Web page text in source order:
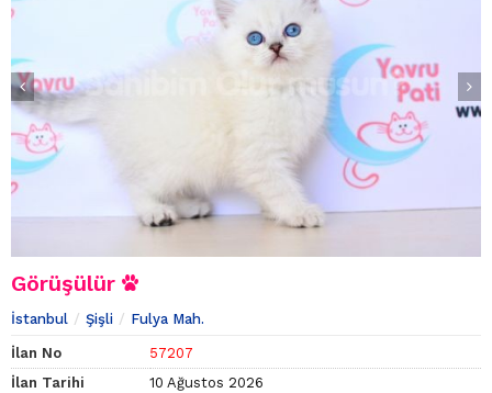
Görüşülür
İstanbul Şişli Fulya Mah.
İlan No
57207
İlan Tarihi
10 Ağustos 2026